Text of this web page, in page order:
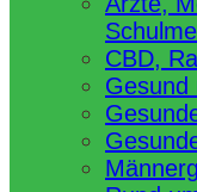
CBD,
Gesund